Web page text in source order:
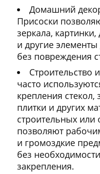
Домашний
Присоски
зеркала,
и другие
без повреждения
Строительство
часто
крепления стекол,
плитки и других
строительных
позволяют
и громоздкие
без
закрепления.